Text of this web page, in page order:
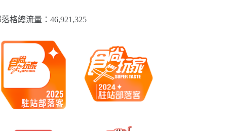
格總流量：​46,921,325